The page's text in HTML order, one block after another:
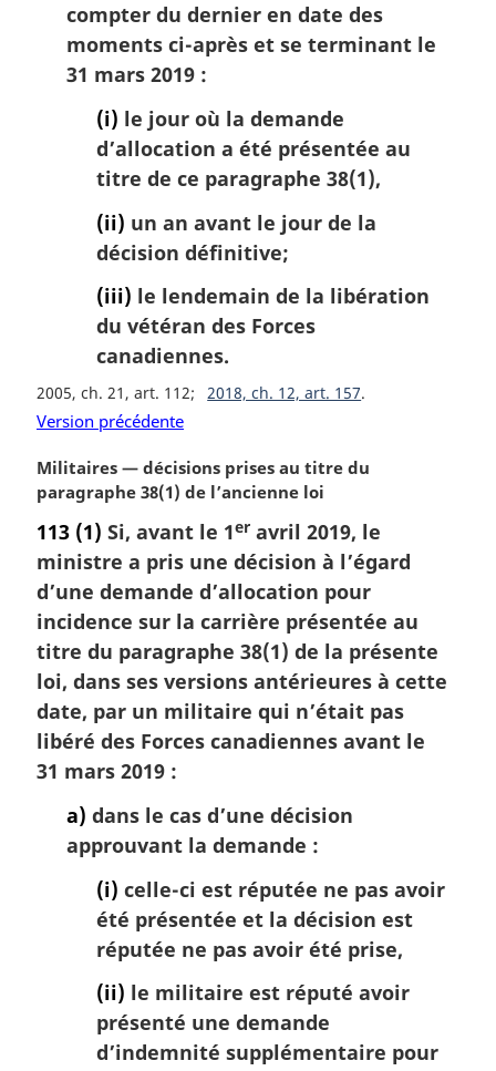
compter du dernier en date des
moments ci-après et se terminant le
31 mars 2019 :
(i) le jour où la demande
d’allocation a été présentée au
titre de ce paragraphe 38(1),
(ii) un an avant le jour de la
décision définitive;
(iii) le lendemain de la libération
du vétéran des Forces
canadiennes.
2005, ch. 21, art. 112 2018, ch. 12, art. 157
Version précédente
N
o
e
m
a
r
i
n
a
l
e
:
Militaires — décisions prises au titre du
paragraphe 38(1) de l’ancienne loi
113 (1) Si, avant le 1er avril 2019, le
ministre a pris une décision à l’égard
d’une demande d’allocation pour
incidence sur la carrière présentée au
titre du paragraphe 38(1) de la présente
loi, dans ses versions antérieures à cette
date, par un militaire qui n’était pas
libéré des Forces canadiennes avant le
31 mars 2019 :
a) dans le cas d’une décision
approuvant la demande :
(i) celle-ci est réputée ne pas avoir
été présentée et la décision est
réputée ne pas avoir été prise,
(ii) le militaire est réputé avoir
présenté une demande
d’indemnité supplémentaire pour